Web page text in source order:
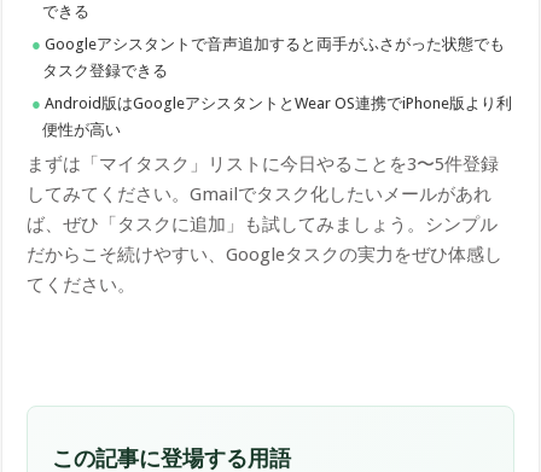
できる
Googleアシスタントで音声追加すると両手がふさがった状態でも
タスク登録できる
Android版はGoogleアシスタントとWear OS連携でiPhone版より利
便性が高い
まずは「マイタスク」リストに今日やることを3〜5件登録
してみてください。Gmailでタスク化したいメールがあれ
ば、ぜひ「タスクに追加」も試してみましょう。シンプル
だからこそ続けやすい、Googleタスクの実力をぜひ体感し
てください。
この記事に登場する用語